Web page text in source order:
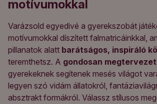
motívumokkal
Varázsold egyedivé a gyerekszobát
motívumokkal díszített falmatricáinkkal,
pillanatok alatt barátságos, inspiráló
teremthetsz. A gondosan
gyerekeknek segítenek mesés világot
legyen szó vidám állatokról,
absztrakt formákról. Válassz stílusos